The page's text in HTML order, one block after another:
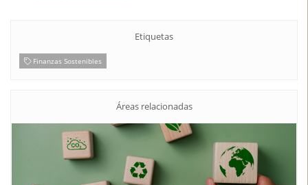
Etiquetas
Finanzas Sostenibles
Áreas relacionadas